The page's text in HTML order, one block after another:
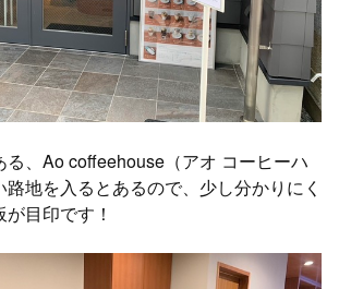
る、Ao coffeehouse（アオ コーヒーハ
地を入るとあるので、少し分かりにく
目印です！